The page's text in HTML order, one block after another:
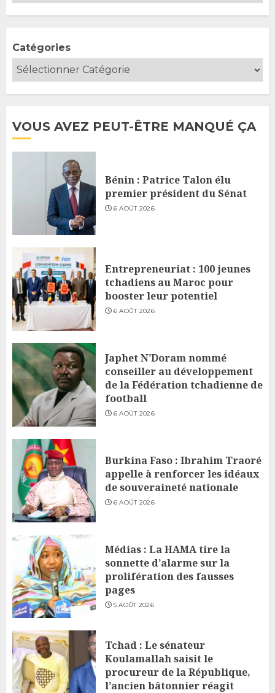
Catégories
VOUS AVEZ PEUT-ÊTRE MANQUÉ ÇA
Bénin : Patrice Talon élu
premier président du Sénat
6 AOÛT 2026
Entrepreneuriat : 100 jeunes
tchadiens au Maroc pour
booster leur potentiel
6 AOÛT 2026
Japhet N’Doram nommé
conseiller au développement
de la Fédération tchadienne de
football
6 AOÛT 2026
Burkina Faso : Ibrahim Traoré
appelle à renforcer les idéaux
de souveraineté nationale
6 AOÛT 2026
Médias : La HAMA tire la
sonnette d’alarme sur la
prolifération des fausses
pages
5 AOÛT 2026
Tchad : Le sénateur
Koulamallah saisit le
procureur de la République,
l’ancien bâtonnier réagit